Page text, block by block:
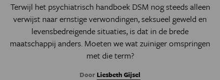
Terwijl het psychiatrisch handboek DSM nog steeds alleen
verwijst naar ernstige verwondingen, seksueel geweld en
levensbedreigende situaties, is dat in de brede
maatschappij anders. Moeten we wat zuiniger omspringen
met die term?
Door Liesbeth Gijsel